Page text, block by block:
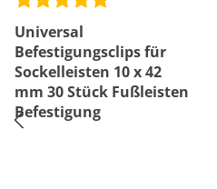
Universal
Befestigungsclips für
Sockelleisten 10 x 42
mm 30 Stück Fußleisten
Befestigung